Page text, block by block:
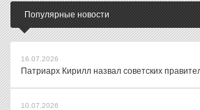
Популярные новости
16.07.2026
Патриарх Кирилл назвал советских
10.07.2026